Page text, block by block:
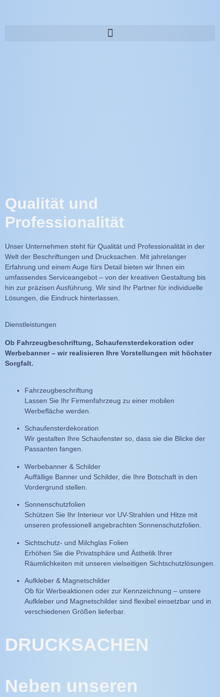
Qualität und
Professionalität
Unser Unternehmen steht für Qualität und Professionalität in der
Welt der Beschriftungen und Drucksachen. Mit jahrelanger
Erfahrung und einem Auge fürs Detail bieten wir Ihnen ein
umfassendes Serviceangebot – von der kreativen Gestaltung bis
hin zur präzisen Ausführung. Wir sind Ihr Partner für individuelle
Lösungen, die Eindruck hinterlassen.
Dienstleistungen
Ob Fahrzeugbeschriftung, Schaufensterdekoration oder
Werbebanner – wir realisieren Ihre Vorstellungen mit höchster
Sorgfalt.
Fahrzeugbeschriftung
Lassen Sie Ihr Firmenfahrzeug zu einer mobilen
Werbefläche werden.
Schaufensterdekoration
Wir gestalten Ihre Schaufenster so, dass sie die Blicke der
Passanten fangen.
Werbebanner & Schilder
Auffällige Banner und Schilder, die Ihre Botschaft in den
Vordergrund stellen.
Sonnenschutzfolien
Schützen Sie Ihr Interieur vor UV-Strahlen und Hitze mit
unseren professionell angebrachten Sonnenschutzfolien.
Sichtschutz- und Milchglas Folien
Erhöhen Sie die Privatsphäre und Ästhetik Ihrer
Räumlichkeiten mit unseren vielseitigen Sichtschutzlösungen.
Aufkleber & Magnetschilder
Ob für Werbeaktionen oder zur Kennzeichnung – unsere
Aufkleber und Magnetschilder sind flexibel einsetzbar und in
verschiedenen Größen lieferbar.
DRUCKSACHEN
Neben unseren